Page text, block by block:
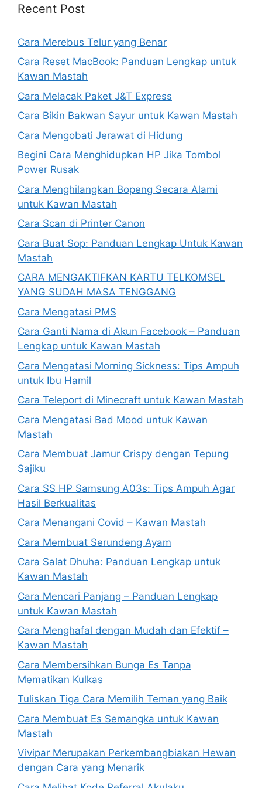
Recent Post
Cara Merebus Telur yang Benar
Cara Reset MacBook: Panduan Lengkap untuk
Kawan Mastah
Cara Melacak Paket J&T Express
Cara Bikin Bakwan Sayur untuk Kawan Mastah
Cara Mengobati Jerawat di Hidung
Begini Cara Menghidupkan HP Jika Tombol
Power Rusak
Cara Menghilangkan Bopeng Secara Alami
untuk Kawan Mastah
Cara Scan di Printer Canon
Cara Buat Sop: Panduan Lengkap Untuk Kawan
Mastah
CARA MENGAKTIFKAN KARTU TELKOMSEL
YANG SUDAH MASA TENGGANG
Cara Mengatasi PMS
Cara Ganti Nama di Akun Facebook – Panduan
Lengkap untuk Kawan Mastah
Cara Mengatasi Morning Sickness: Tips Ampuh
untuk Ibu Hamil
Cara Teleport di Minecraft untuk Kawan Mastah
Cara Mengatasi Bad Mood untuk Kawan
Mastah
Cara Membuat Jamur Crispy dengan Tepung
Sajiku
Cara SS HP Samsung A03s: Tips Ampuh Agar
Hasil Berkualitas
Cara Menangani Covid – Kawan Mastah
Cara Membuat Serundeng Ayam
Cara Salat Dhuha: Panduan Lengkap untuk
Kawan Mastah
Cara Mencari Panjang – Panduan Lengkap
untuk Kawan Mastah
Cara Menghafal dengan Mudah dan Efektif –
Kawan Mastah
Cara Membersihkan Bunga Es Tanpa
Mematikan Kulkas
Tuliskan Tiga Cara Memilih Teman yang Baik
Cara Membuat Es Semangka untuk Kawan
Mastah
Vivipar Merupakan Perkembangbiakan Hewan
dengan Cara yang Menarik